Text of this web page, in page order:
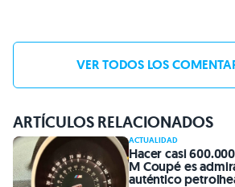
VER TODOS LOS
ARTÍCULOS RELACIONADOS
ACTUALIDAD
Hacer casi
M Coupé es
auténtico